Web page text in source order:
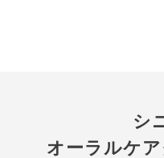
シ
オーラルケ